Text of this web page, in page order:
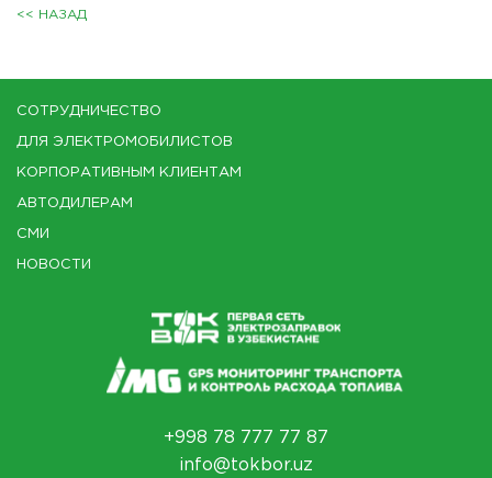
<< НАЗАД
СОТРУДНИЧЕСТВО
ДЛЯ ЭЛЕКТРОМОБИЛИСТОВ
КОРПОРАТИВНЫМ КЛИЕНТАМ
АВТОДИЛЕРАМ
СМИ
НОВОСТИ
+998 78 777 77 87
info@tokbor.uz